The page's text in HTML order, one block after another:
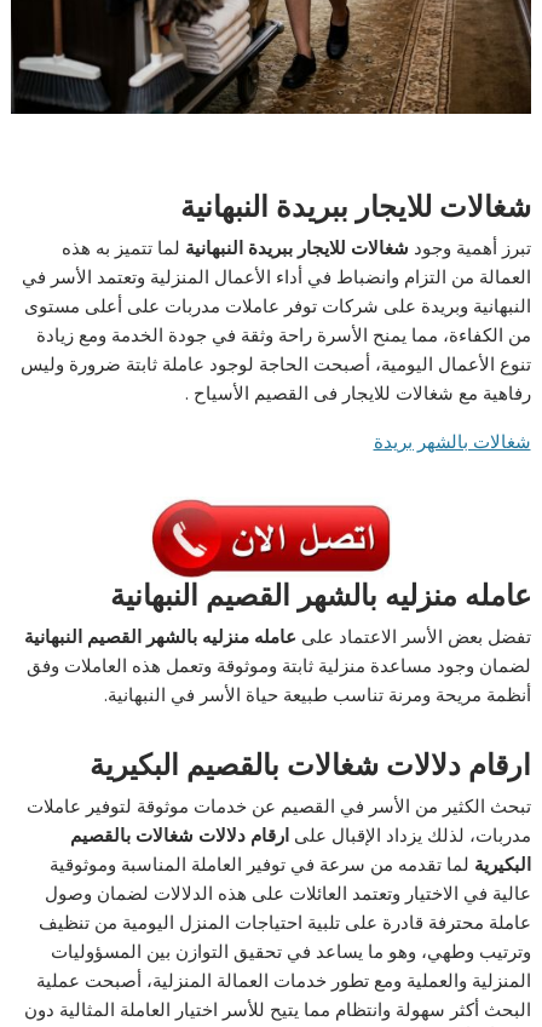
شغالات للايجار ببريدة النبهانية
تبرز أهمية وجود شغالات للايجار ببريدة النبهانية لما تتميز به هذه
العمالة من التزام وانضباط في أداء الأعمال المنزلية وتعتمد الأسر في
النبهانية وبريدة على شركات توفر عاملات مدربات على أعلى مستوى
من الكفاءة، مما يمنح الأسرة راحة وثقة في جودة الخدمة ومع زيادة
تنوع الأعمال اليومية، أصبحت الحاجة لوجود عاملة ثابتة ضرورة وليس
رفاهية مع شغالات للايجار فى القصيم الأسياح .
شغالات بالشهر بريدة
عامله منزليه بالشهر القصيم النبهانية
تفضل بعض الأسر الاعتماد على عامله منزليه بالشهر القصيم النبهانية
لضمان وجود مساعدة منزلية ثابتة وموثوقة وتعمل هذه العاملات وفق
أنظمة مريحة ومرنة تناسب طبيعة حياة الأسر في النبهانية.
ارقام دلالات شغالات بالقصيم البكيرية
تبحث الكثير من الأسر في القصيم عن خدمات موثوقة لتوفير عاملات
مدربات، لذلك يزداد الإقبال علىارقام دلالات شغالات بالقصيم
البكيرية لما تقدمه من سرعة في توفير العاملة المناسبة وموثوقية
عالية في الاختيار وتعتمد العائلات على هذه الدلالات لضمان وصول
عاملة محترفة قادرة على تلبية احتياجات المنزل اليومية من تنظيف
وترتيب وطهي، وهو ما يساعد في تحقيق التوازن بين المسؤوليات
المنزلية والعملية ومع تطور خدمات العمالة المنزلية، أصبحت عملية
البحث أكثر سهولة وانتظام مما يتيح للأسر اختيار العاملة المثالية دون